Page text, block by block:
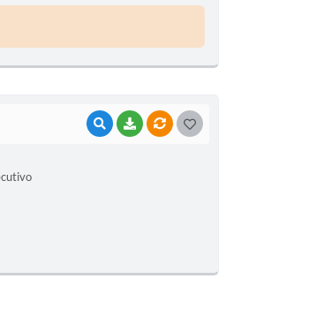
VISUALIZAR
BAIXARVÍNCULOS